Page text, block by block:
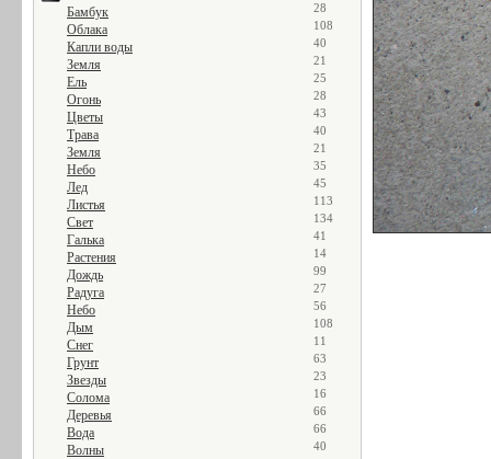
Бамбук 28
Облака 108
Капли воды 40
Земля 21
Ель 25
Огонь 28
Цветы 43
Трава 40
Земля 21
Небо 35
Лед 45
Листья 113
Свет 134
Галька 41
Растения 14
Дождь 99
Радуга 27
Небо 56
Дым 108
Снег 11
Грунт 63
Звезды 23
Солома 16
Деревья 66
Вода 66
Волны 40